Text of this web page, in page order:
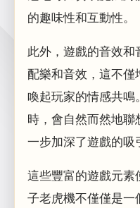
的趣味性和互動性。
此外，遊戲的音效
配樂和音效，這不
喚起玩家的情感共鳴
時，會自然而然地
一步加深了遊戲的吸
這些豐富的遊戲元
子老虎機不僅僅是一